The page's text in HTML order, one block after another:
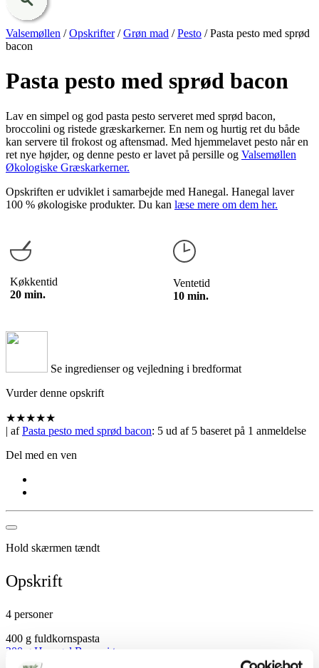
Valsemøllen /Opskrifter/Grøn mad /Pesto /Pasta pesto med sprød
bacon
Pasta pesto med sprød bacon
Lav en simpel og god pasta pesto serveret med sprød bacon,
broccolini og ristede græskarkerner. En nem og hurtig ret du både
kan servere til frokost og aftensmad. Med hjemmelavet pesto når en
ret nye højder, og denne pesto er lavet på persille og Valsemøllen
Økologiske Græskarkerner.
Opskriften er udviklet i samarbejde med Hanegal. Hanegal laver
100 % økologiske produkter. Du kan læse mere om dem her.
Køkkentid
20 min.
Ventetid
10 min.
Se ingredienser og vejledning i bredformat
Vurder denne opskrift
★★★★★
| afPasta pesto med sprød bacon: 5 ud af 5 baseret på 1 anmeldelse
Del med en ven
Hold skærmen tændt
Opskrift
4 personer
400 g fuldkornspasta
200 g Hanegal Bacon i tern
200 g broccolini (kan erstattes med asparges)